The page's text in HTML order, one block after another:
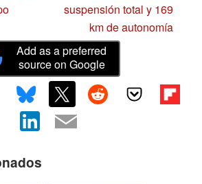
suspensión total y 169
km de autonomía
Add as a preferred
source on Google